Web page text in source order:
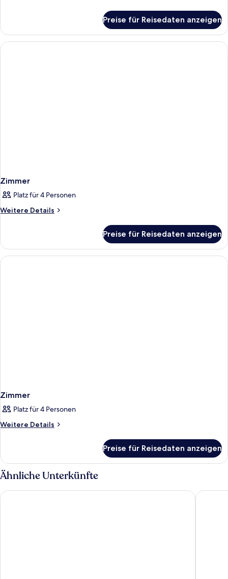
Preise für Reisedaten anzeigen
Zimmer
Platz für 4 Personen
Weitere Details
Weitere
Preise für Reisedaten anzeigen
Zimmer
Platz für 4 Personen
Weitere Details
Weitere
Preise für Reisedaten anzeigen
Ähnliche Unterkünfte
The Legacy Luxury By Bridge View 8fold by